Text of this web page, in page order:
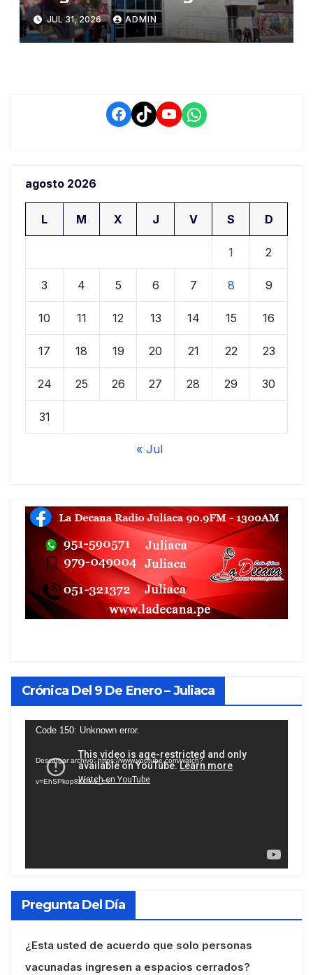
representantes del Comité
de Seguridad y Salud en el
Trabajo
JUL 31, 2026 ADMIN
Facebook
TikTokYouTube
WhatsApp
agosto 2026
L M X J V S D
1 2
3 4 5 6 7 8 9
10 11 12 13 14 15 16
17 18 19 20 21 22 23
24 25 26 27 28 29 30
31
« Jul
Crónica Del 9 De Enero – Juliaca
Reproductor
vídeo
Code 150: Unknown error.
Descargar archivo: https://www.youtube.com/watch?
v=EhSPkop8KPY&_=1
Pregunta Del Día
¿Esta usted de acuerdo que solo personas
vacunadas ingresen a espacios cerrados?